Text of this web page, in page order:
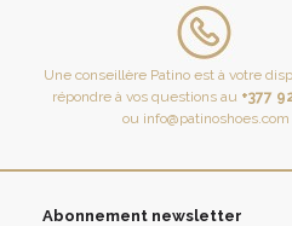
Une conseillère Patino est à votre
répondre à vos questions au +377
ou info@patinoshoes.com
Abonnement newsletter